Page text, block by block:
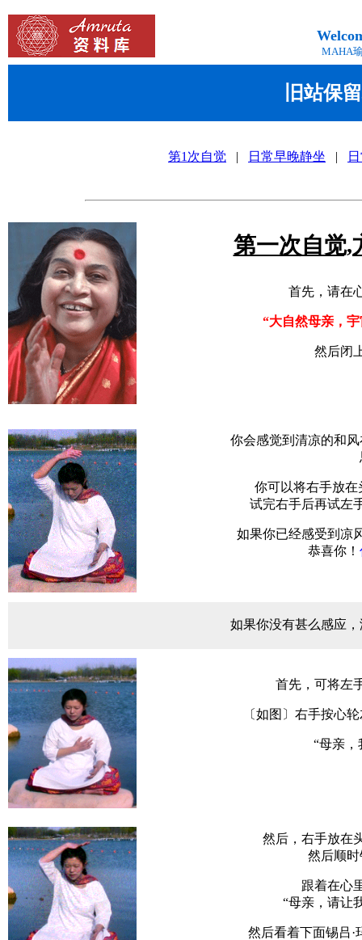
MAHA
旧站保
第1次自觉 | 日常早晚静坐 |
第一次自觉,
首先，请在
“大自然母亲，
然后闭
你会感觉到清凉的和
你可以将右手放在
试完右手后再试左
如果你已经感受到凉
恭喜你！
如果你没有甚么感应
首先，可将左
〔如图〕右手按心
“母亲，
然后，右手放在
然后顺
跟着在心
“母亲，请让
然后看着下面锡吕